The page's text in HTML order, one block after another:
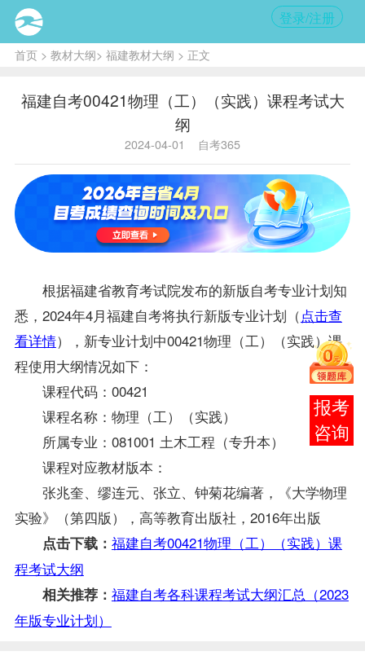
登录/注册
首页> 教材大纲> 福建教材大纲 > 正文
福建自考00421物理（工）（实践）课程考试大
纲
2024-04-01 自考365
根据福建省教育考试院发布的新版自考专业计划知
悉，2024年4月福建自考将执行新版专业计划（点击查
看详情），新专业计划中00421物理（工）（实践）课
程使用大纲情况如下：
课程代码：00421
课程名称：物理（工）（实践）
所属专业：081001 土木工程（专升本）
课程对应教材版本：
张兆奎、缪连元、张立、钟菊花编著，《大学物理
实验》（第四版），高等教育出版社，2016年出版
点击下载： 福建自考00421物理（工）（实践）课
程考试大纲
相关推荐： 福建自考各科课程考试大纲汇总（2023
年版专业计划）
在线
客服